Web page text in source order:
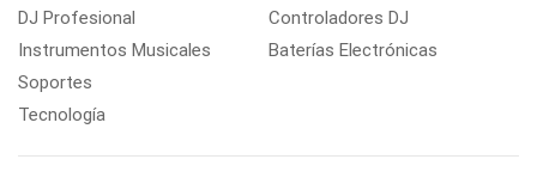
DJ Profesional
Instrumentos Musicales
Soportes
Tecnología
Controladores DJ
Baterías Electrónicas